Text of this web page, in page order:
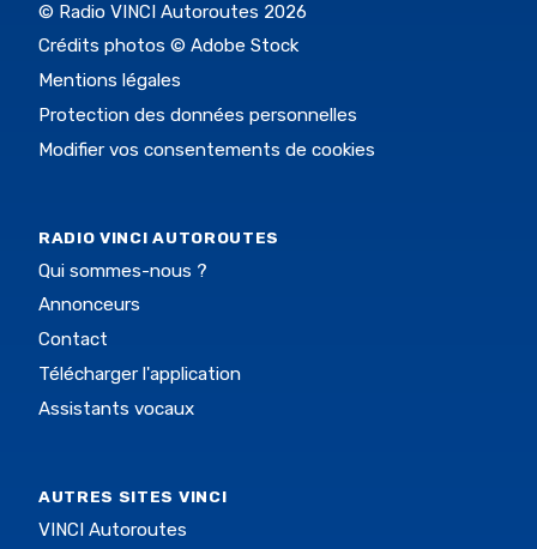
© Radio VINCI Autoroutes 2026
Crédits photos © Adobe Stock
Mentions légales
Protection des données personnelles
Modifier vos consentements de cookies
RADIO VINCI AUTOROUTES
Qui sommes-nous ?
Annonceurs
Contact
Télécharger l'application
Assistants vocaux
AUTRES SITES VINCI
VINCI Autoroutes